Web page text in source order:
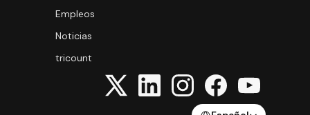
Empleos
Noticias
tricount
Select Language